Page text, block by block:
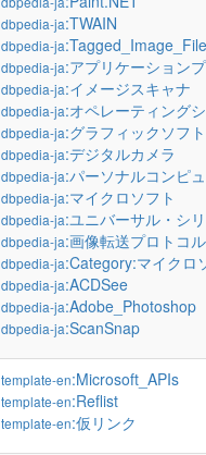
dbpedia-ja:TWAIN
dbpedia-ja
dbpedia-ja:アプリケーション
dbpedia-ja:イメージスキャナ
dbpedia-ja:オペレーティング
dbpedia-ja:グラフィックソフ
dbpedia-ja:デジタルカメラ
dbpedia-ja:パーソナルコンピ
dbpedia-ja:マイクロソフト
dbpedia-ja:ユニバーサル・シ
dbpedia-ja:画像転送プロトコル
dbpedia-ja:Category:マイクロ
dbpedia-ja:ACDSee
dbpedia-ja:Adobe_Photoshop
dbpedia-ja:ScanSnap
template-en:Microsoft_APIs
template-en:Reflist
template-en:仮リンク